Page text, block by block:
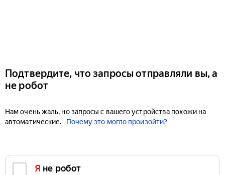
Подтвердите, что запросы отправляли вы, а
не робот
Нам очень жаль, но запросы с вашего устройства похожи на
автоматические.
Почему это могло произойти?
Я не робот